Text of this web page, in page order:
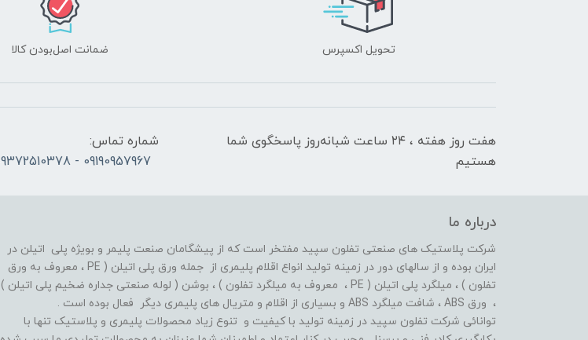
تحویل اکسپرس ضمانت اصل‌بودن کالا
هفت روز هفته ، ۲۴ ساعت شبانه‌روز پاسخگوی شما
هستیم
شماره تماس:
09190957967 - 09372510378
درباره ما
شرکت پلاستیک های صنعتی تفلون سپید مفتخر است که از پیشگامان صنعت پلیمر و بویژه پلی اتیلن در
ایران بوده و از سالهای دور در زمینه تولید انواع اقلام پلیمری از جمله ورق پلی اتیلن ( PE ، معروف به ورق
تفلون ) ، میلگرد پلی اتیلن ( PE ، معروف به میلگرد تفلون ) ، بوشن ( لوله صنعتی جداره ضخیم پلی اتیلن )
، ورق ABS ، شافت میلگرد ABS و بسیاری از اقلام و متریال های پلیمری دیگر فعال بوده است .
توانائی شرکت تفلون سپید در زمینه تولید با کیفیت و تنوع زیاد محصولات پلیمری و پلاستیک تنها با